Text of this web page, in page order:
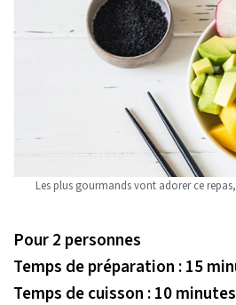
Les plus gourmands vont adorer ce
Pour 2 personnes
Temps de préparation : 15
Temps de cuisson : 10 minutes